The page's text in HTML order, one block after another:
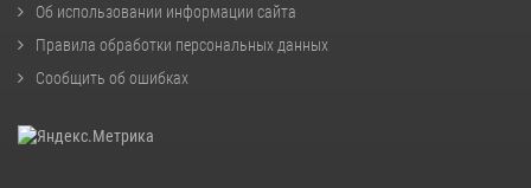
Об использовании информации сайта
Правила обработки персональных данных
Сообщить об ошибках